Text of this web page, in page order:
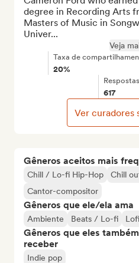
Gêneros aceitos mais
Chill / Lo-fi Hip-Hop Chill
Cantor-compositor
Gêneros que ele/ela ama
Ambiente Beats / Lo-fi
Gêneros que eles
receber
Indie pop
degree in Recording Arts
Masters of Music in
Univer...
Veja
Taxa de
20%
617
Ver curadores